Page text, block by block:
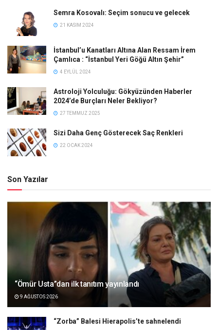
Semra Kosovalı: Seçim sonucu ve gelecek
21 KASIM 2024
İstanbul’u Kanatları Altına Alan Ressam İrem
Çamlıca : “İstanbul Yeri Göğü Altın Şehir”
4 EYLÜL 2024
Astroloji Yolculuğu: Gökyüzünden Haberler
2024’de Burçları Neler Bekliyor?
27 TEMMUZ 2025
Sizi Daha Genç Gösterecek Saç Renkleri
22 OCAK 2024
Son Yazılar
“Ömür Usta”dan ilk tanıtım yayınlandı
9 AĞUSTOS 2026
“Zorba” Balesi Hierapolis’te sahnelendi